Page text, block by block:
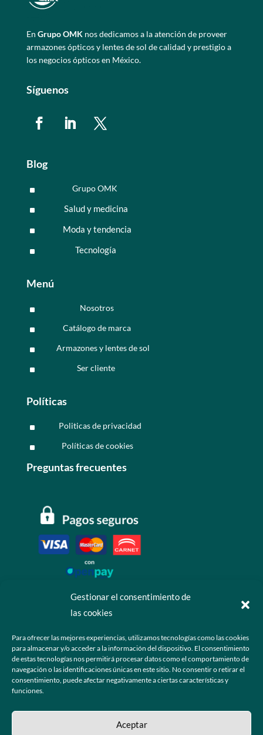
Gestionar el consentimiento de
las cookies
Para ofrecer las mejores experiencias, utilizamos tecnologías como las cookies
para almacenar y/o acceder a la información del dispositivo. El consentimiento
de estas tecnologías nos permitirá procesar datos como el comportamiento de
navegación o las identificaciones únicas en este sitio. No consentir o retirar el
consentimiento, puede afectar negativamente a ciertas características y
funciones.
Aceptar
En Grupo OMKnos dedicamos a la atención de proveer
armazones ópticos y lentes de sol de calidad y prestigio a
los negocios ópticos en México.
Síguenos
Blog
^ Grupo OMK
^ Salud y medicina
^ Moda y tendencia
^ Tecnología
Menú
^ Nosotros
^ Catálogo de marca
^ Armazones y lentes de sol
^ Ser cliente
Políticas
^ Politicas de privacidad
^ Políticas de cookies
Preguntas frecuentes
 +52 55 6173 7725 (Ventas)
 hola@grupo-omk.com
© 2025 Grupo OMK – Todos los derechos reservados